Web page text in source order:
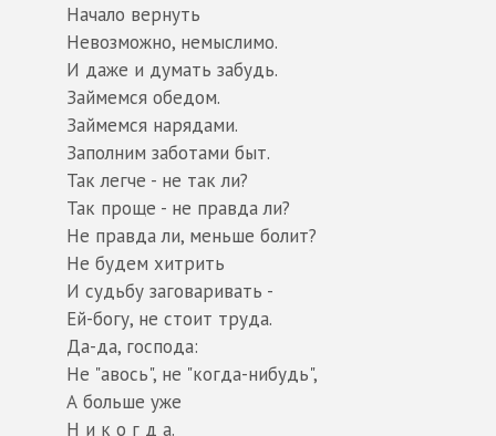
Начало вернуть
Невозможно, немыслимо.
И даже и думать забудь.
Займемся обедом.
Займемся нарядами.
Заполним заботами быт.
Так легче - не так ли?
Так проще - не правда ли?
Не правда ли, меньше болит?
Не будем хитрить
И судьбу заговаривать -
Ей-богу, не стоит труда.
Да-да, господа:
Не "авось", не "когда-нибудь",
А больше уже
Н и к о г д а.